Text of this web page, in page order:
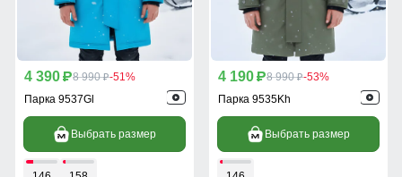
4 390 p8 990 p-51%
Парка 9537Gl
Выбрать размер
4 190 p8 990 p-53%
Парка 9535Kh
Выбрать размер